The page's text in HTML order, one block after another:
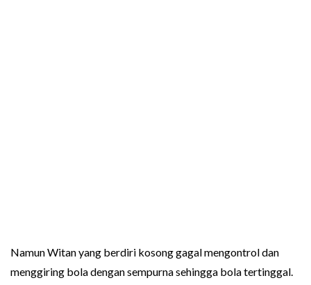
Namun Witan yang berdiri kosong gagal mengontrol dan
menggiring bola dengan sempurna sehingga bola tertinggal.